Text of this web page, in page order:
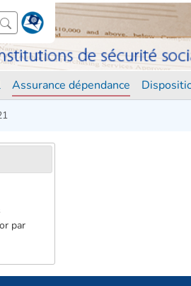
Assurance dépendance
par